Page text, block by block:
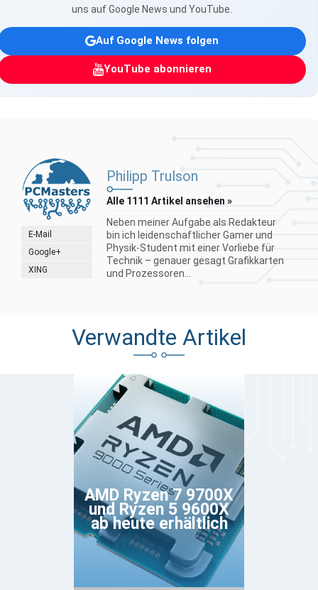
uns auf Google News und YouTube.
Auf Google News folgen
YouTube abonnieren
E-Mail
Google+
XING
Philipp Trulson
Alle 1111 Artikel ansehen »
Neben meiner Aufgabe als Redakteur
bin ich leidenschaftlicher Gamer und
Physik-Student mit einer Vorliebe für
Technik – genauer gesagt Grafikkarten
und Prozessoren...
Verwandte Artikel
AMD Ryzen 7 9700X
und Ryzen 5 9600X
ab heute erhältlich